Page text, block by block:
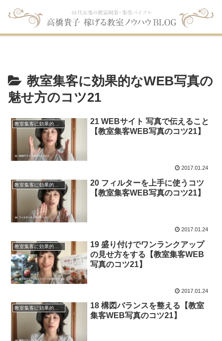
教室集客に効果的なWEB写真の
魅せ方のコツ21
21 WEBサイト 写真で伝えること
【教室集客WEB写真のコツ21】
2017.01.24
教室集客に効果的なWEB写真の魅せ方のコツ21
20 フィルターを上手に使うコツ
【教室集客WEB写真のコツ21】
2017.01.24
19 盛り付けでワンランクアップ
の見せ方をする【教室集客WEB
写真のコツ21】
2017.01.24
教室集客に効果的なWEB写真の魅せ方のコツ21
18 構図バランスを整える【教室
集客WEB写真のコツ21】